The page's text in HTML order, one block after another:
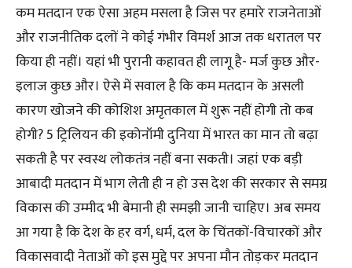
कम मतदान एक ऐसा अहम मसला है जिस पर हमारे राजनेताओं
और राजनीतिक दलों ने कोई गंभीर विमर्श आज तक धरातल पर
किया ही नहीं। यहां भी पुरानी कहावत ही लागू है- मर्ज कुछ और-
इलाज कुछ और। ऐसे में सवाल है कि कम मतदान के असली
कारण खोजने की कोशिश अमृतकाल में शुरू नहीं होगी तो कब
होगी? 5 ट्रिलियन की इकोनॉमी दुनिया में भारत का मान तो बढ़ा
सकती है पर स्वस्थ लोकतंत्र नहीं बना सकती। जहां एक बड़ी
आबादी मतदान में भाग लेती ही न हो उस देश की सरकार से समग्र
विकास की उम्मीद भी बेमानी ही समझी जानी चाहिए। अब समय
आ गया है कि देश के हर वर्ग, धर्म, दल के चिंतकों-विचारकों और
विकासवादी नेताओं को इस मुद्दे पर अपना मौन तोड़कर मतदान